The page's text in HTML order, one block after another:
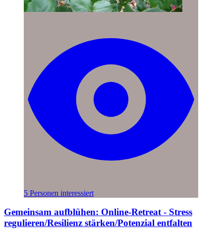
5 Personen interessiert
Gemeinsam aufblühen: Online-Retreat - Stress
regulieren/Resilienz stärken/Potenzial entfalten